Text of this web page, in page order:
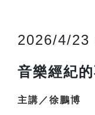
2026/4/23
音樂經紀
主講／徐鵬博